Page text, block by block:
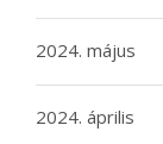
2024. május
2024. április